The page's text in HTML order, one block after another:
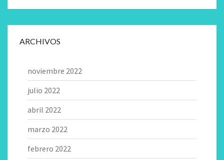
ARCHIVOS
noviembre 2022
julio 2022
abril 2022
marzo 2022
febrero 2022